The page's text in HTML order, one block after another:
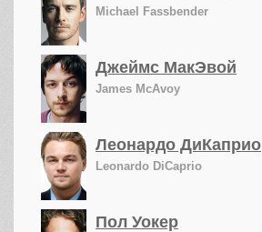
Michael Fassbender
Джеймс МакЭвой
James McAvoy
Леонардо ДиКаприо
Leonardo DiCaprio
Пол Уокер